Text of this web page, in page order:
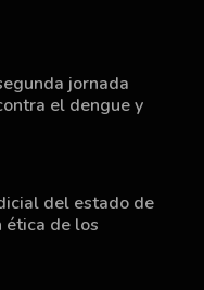
jornada
el dengue y
del estado de
ética de los